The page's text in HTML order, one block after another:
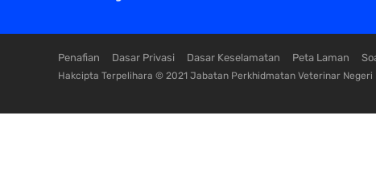
Penafian Dasar Privasi Dasar Keselamatan Peta Laman
Hakcipta Terpelihara © 2021 Jabatan Perkhidmatan Veterinar Negeri